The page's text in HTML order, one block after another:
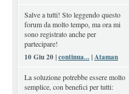
Salve a tutti! Sto leggendo questo
forum da molto tempo, ma ora mi
sono registrato anche per
partecipare!
10 Giu 20 |continua...|Ataman
La soluzione potrebbe essere molto
semplice, con benefici per tutti: